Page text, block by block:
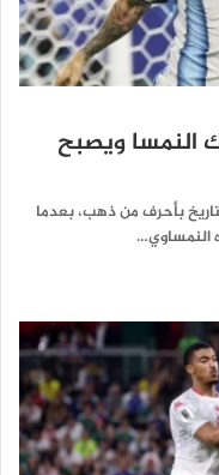
ويصبح
بأحرف من ذهب، بعدما
النمساوي…